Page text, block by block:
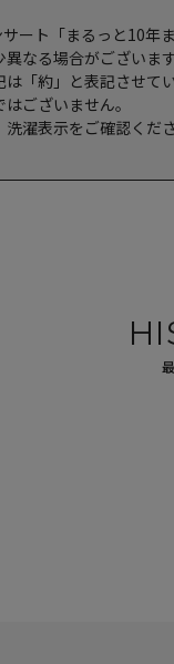
ト「まるっと10年
なる場合がございます
「約」と表記させて
ございません。
濯表示をご確認くださ